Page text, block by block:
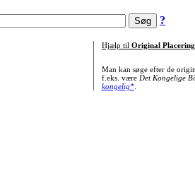
?
Hjælp til Original Placering
Man kan søge efter de
f.eks. være Det Kongelige
kongelig*.